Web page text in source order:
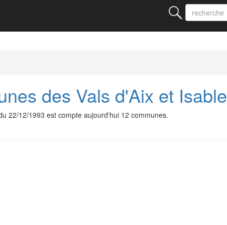
des Vals d'Aix et Isable
22/12/1993 est compte aujourd'hui 12 communes.